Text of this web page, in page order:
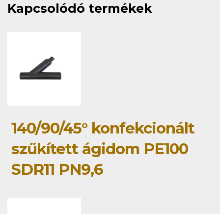
Kapcsolódó termékek
140/90/45° konfekcionált
szűkített ágidom PE100
SDR11 PN9,6